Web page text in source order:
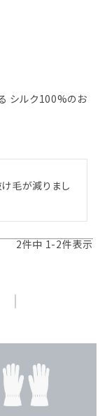
シルク100%のお
毛が減りまし
2件中 1-2件表示